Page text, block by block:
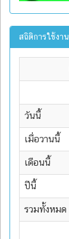
สถิติการใช้งาน
วันนี้
เมื่อวานนี้
เดือนนี้
ปีนี้
รวมทั้งหมด